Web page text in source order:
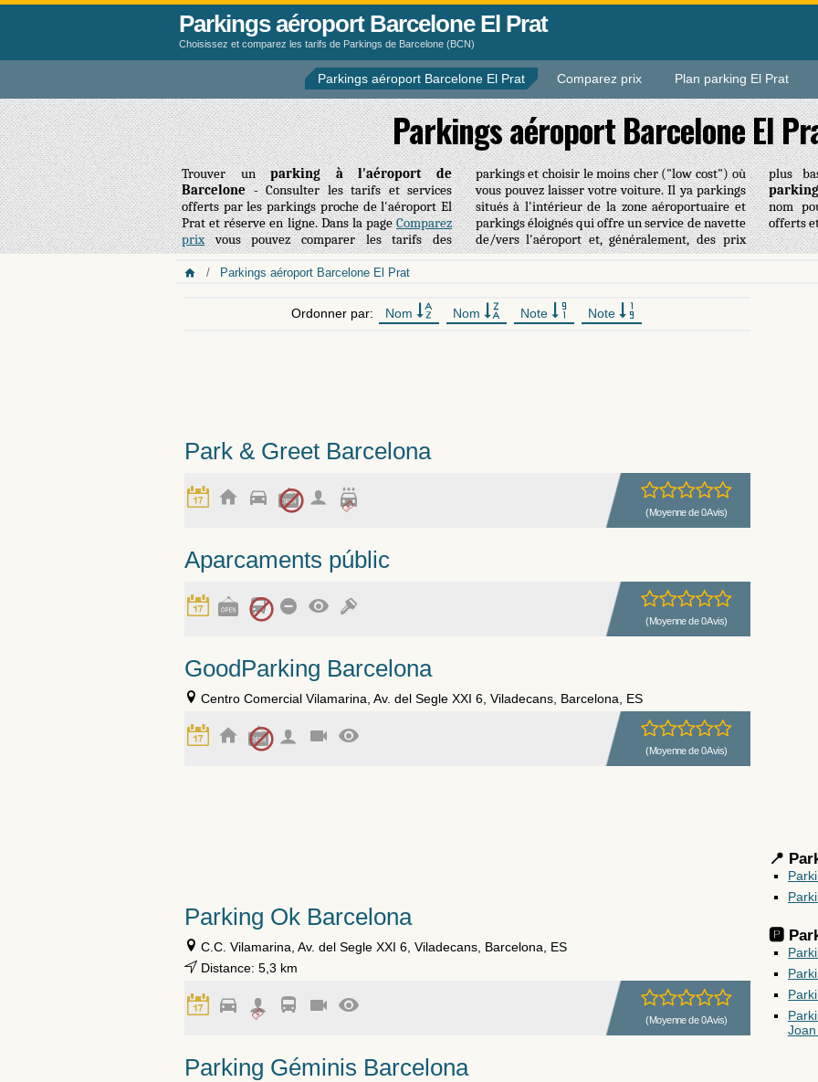
Parkings aéroport Barcelone El Prat
Choisissez et comparez les tarifs de Parkings de Barcelone (BCN)
Parkings aéroport Barcelone El Prat Comparez prix Plan parking El Prat
Parkings aéroport Barcelone El
Trouver unparking à l'aéroport de
Barcelone- Consulter les tarifs et services
offerts par les parkings proche de l'aéroport El
Prat et réserve en ligne. Dans la pageComparez
prixvous pouvez comparer les tarifs des
parkings et choisir le moins cher ("low cost") où
vous pouvez laisser votre voiture. Il ya parkings
situés à l'intérieur de la zone aéroportuaire et
parkings éloignés qui offre un service de navette
de/vers l'aéroport et, généralement, des prix
plus
nom
offerts
Parkings aéroport Barcelone El Prat
Ordonner par: Nom Nom Note Note
Park & Greet Barcelona
(Moyenne de 0 Avis)
Aparcaments públic
(Moyenne de 0 Avis)
GoodParking Barcelona
Centro Comercial Vilamarina, Av. del Segle XXI 6, Viladecans, Barcelona, ES
(Moyenne de 0 Avis)
Parking Ok Barcelona
C.C. Vilamarina, Av. del Segle XXI 6, Viladecans, Barcelona, ES
Distance: 5,3 km
(Moyenne de 0 Avis)
Parking Géminis Barcelona
📍
🅿️